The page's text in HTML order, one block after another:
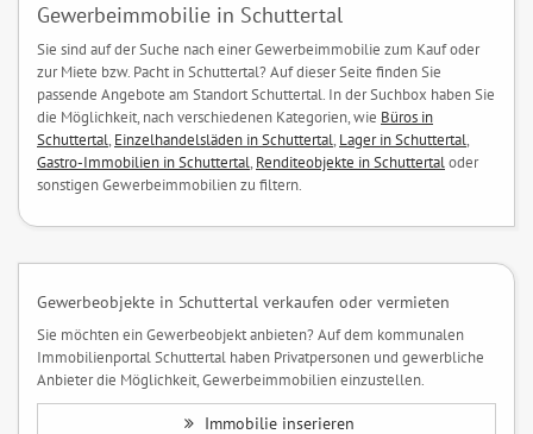
Gewerbeimmobilie in Schuttertal
Sie sind auf der Suche nach einer Gewerbeimmobilie zum Kauf oder
zur Miete bzw. Pacht in Schuttertal? Auf dieser Seite finden Sie
passende Angebote am Standort Schuttertal. In der Suchbox haben Sie
die Möglichkeit, nach verschiedenen Kategorien, wie Büros in
Schuttertal, Einzelhandelsläden in Schuttertal, Lager in Schuttertal,
Gastro-Immobilien in Schuttertal, Renditeobjekte in Schuttertaloder
sonstigen Gewerbeimmobilien zu filtern.
Gewerbeobjekte in Schuttertal verkaufen oder vermieten
Sie möchten ein Gewerbeobjekt anbieten? Auf dem kommunalen
Immobilienportal Schuttertal haben Privatpersonen und gewerbliche
Anbieter die Möglichkeit, Gewerbeimmobilien einzustellen.
Immobilie inserieren